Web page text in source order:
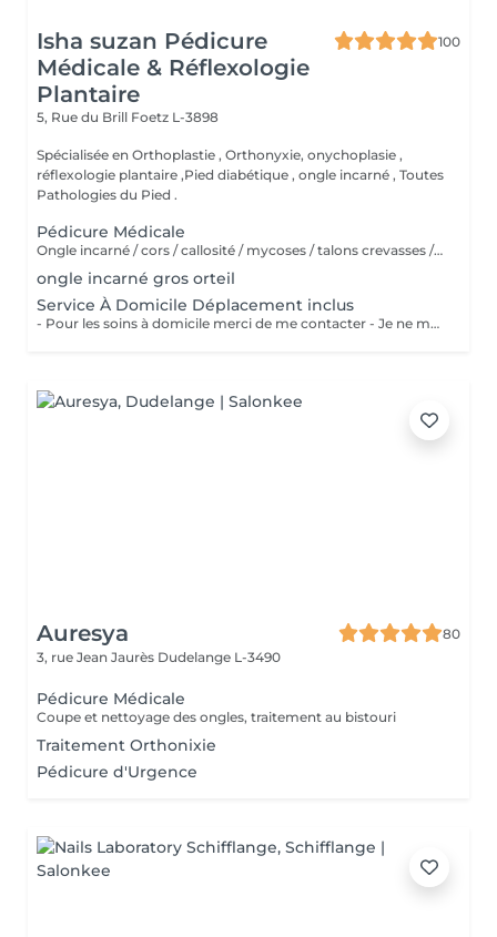
Isha suzan Pédicure
Médicale & Réflexologie
Plantaire
100
5, Rue du Brill Foetz L-3898
Spécialisée en Orthoplastie , Orthonyxie, onychoplasie ,
réflexologie plantaire ,Pied diabétique , ongle incarné , Toutes
Pathologies du Pied .
Pédicure Médicale
Ongle incarné / cors / callosité / mycoses / talons crevasses / coupe les ongles /soin pied d'athlète sportif / durillons / pensmemt / pieds diabétiques / onychoplastie construire ongles
ongle incarné gros orteil
Service À Domicile Déplacement inclus
- Pour les soins à domicile merci de me contacter - Je ne me déplace pas à plus de 20 KM
Auresya
80
3, rue Jean Jaurès Dudelange L-3490
Pédicure Médicale
Coupe et nettoyage des ongles, traitement au bistouri
Traitement Orthonixie
Pédicure d'Urgence